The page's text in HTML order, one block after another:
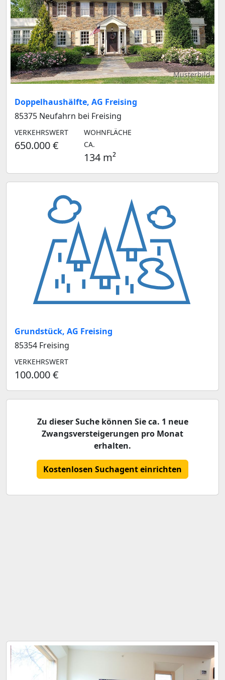
Musterbild
Doppelhaushälfte, AG Freising
85375 Neufahrn bei Freising
VERKEHRSWERT
650.000 €
WOHNFLÄCHE
CA.
134 m²
Grundstück, AG Freising
85354 Freising
VERKEHRSWERT
100.000 €
Zu dieser Suche können Sie ca. 1 neue
Zwangsversteigerungen pro Monat
erhalten.
Kostenlosen Suchagent einrichten